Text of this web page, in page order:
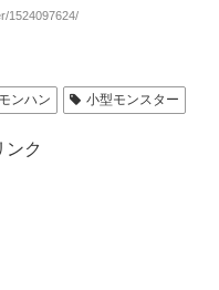
1524097624/
モンハン 小型モンスター
ンク